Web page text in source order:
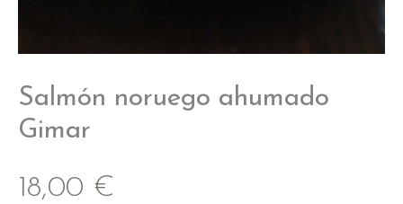
Salmón noruego ahumado
Gimar
18,00 €